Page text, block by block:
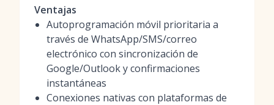
Ventajas
Autoprogramación móvil prioritaria a
través de WhatsApp/SMS/correo
electrónico con sincronización de
Google/Outlook y confirmaciones
instantáneas
Conexiones nativas con plataformas de